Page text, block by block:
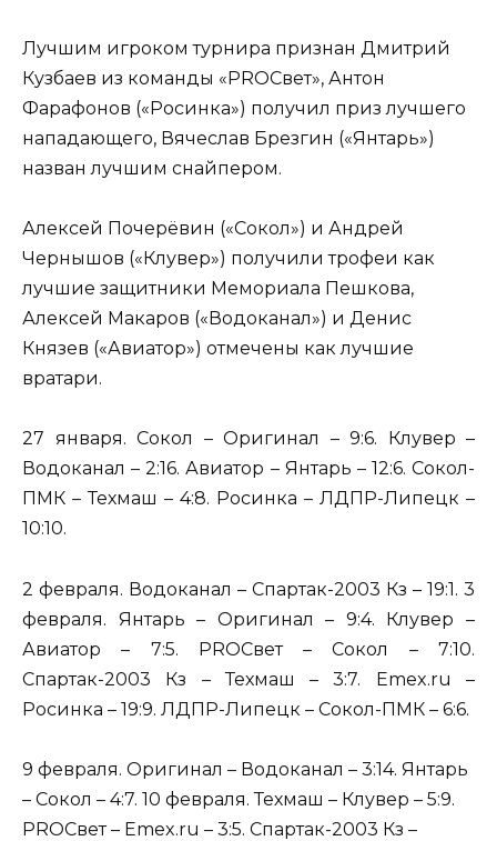
Лучшим игроком турнира признан Дмитрий
Кузбаев из команды «PROСвет», Антон
Фарафонов («Росинка») получил приз лучшего
нападающего, Вячеслав Брезгин («Янтарь»)
назван лучшим снайпером.
Алексей Почерёвин («Сокол») и Андрей
Чернышов («Клувер») получили трофеи как
лучшие защитники Мемориала Пешкова,
Алексей Макаров («Водоканал») и Денис
Князев («Авиатор») отмечены как лучшие
вратари.
27 января. Сокол – Оригинал – 9:6. Клувер –
Водоканал – 2:16. Авиатор – Янтарь – 12:6. Сокол-
ПМК – Техмаш – 4:8. Росинка – ЛДПР-Липецк –
10:10.
2 февраля. Водоканал – Спартак-2003 Кз – 19:1. 3
февраля. Янтарь – Оригинал – 9:4. Клувер –
Авиатор – 7:5. PROСвет – Сокол – 7:10.
Спартак-2003 Кз – Техмаш – 3:7. Emex.ru –
Росинка – 19:9. ЛДПР-Липецк – Сокол-ПМК – 6:6.
9 февраля. Оригинал – Водоканал – 3:14. Янтарь
– Сокол – 4:7. 10 февраля. Техмаш – Клувер – 5:9.
PROСвет – Emex.ru – 3:5. Спартак-2003 Кз –